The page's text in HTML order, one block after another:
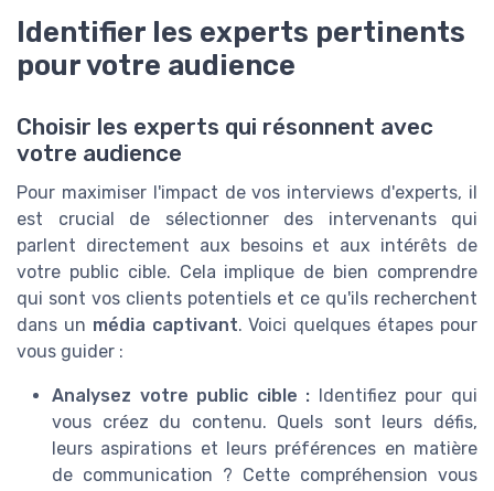
Identifier les experts pertinents
pour votre audience
Choisir les experts qui résonnent avec
votre audience
Pour maximiser l'impact de vos interviews d'experts, il
est crucial de sélectionner des intervenants qui
parlent directement aux besoins et aux intérêts de
votre public cible. Cela implique de bien comprendre
qui sont vos clients potentiels et ce qu'ils recherchent
dans un média captivant. Voici quelques étapes pour
vous guider :
Analysez votre public cible : Identifiez pour qui
vous créez du contenu. Quels sont leurs défis,
leurs aspirations et leurs préférences en matière
de communication ? Cette compréhension vous